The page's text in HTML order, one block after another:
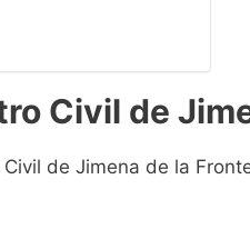
Civil de
de Jimena de la